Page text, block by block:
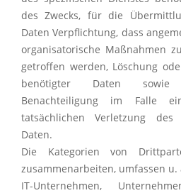
des Zwecks, für die
Daten Verpflichtung, dass
organisatorische Maßnahmen
getroffen werden, Löschung
benötigter Daten sowie
Benachteiligung im Falle
tatsächlichen Verletzung des
Daten.
Die Kategorien von
zusammenarbeiten, umfassen u.
IT-Unternehmen,